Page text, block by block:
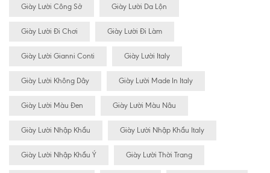
Giày Lười Công Sở Giày Lười Da Lộn
Giày Lười Đi Chơi Giày Lười Đi Làm
Giày Lười Gianni Conti Giày Lười Italy
Giày Lười Không Dây Giày Lười Made In Italy
Giày Lười Màu Đen Giày Lười Màu Nâu
Giày Lười Nhập Khẩu Giày Lười Nhập Khẩu Italy
Giày Lười Nhập Khẩu Ý Giày Lười Thời Trang